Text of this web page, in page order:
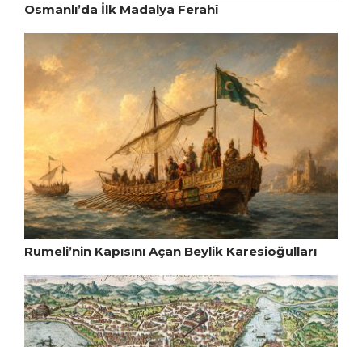
Osmanlı’da İlk Madalya Ferahî
Rumeli’nin Kapısını Açan Beylik Karesioğulları